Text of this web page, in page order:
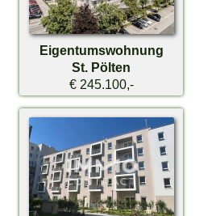
Eigentumswohnung
St. Pölten
€ 245.100,-